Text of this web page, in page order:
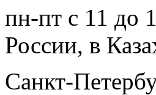
пн-пт с 11 до
России, в
Санкт-